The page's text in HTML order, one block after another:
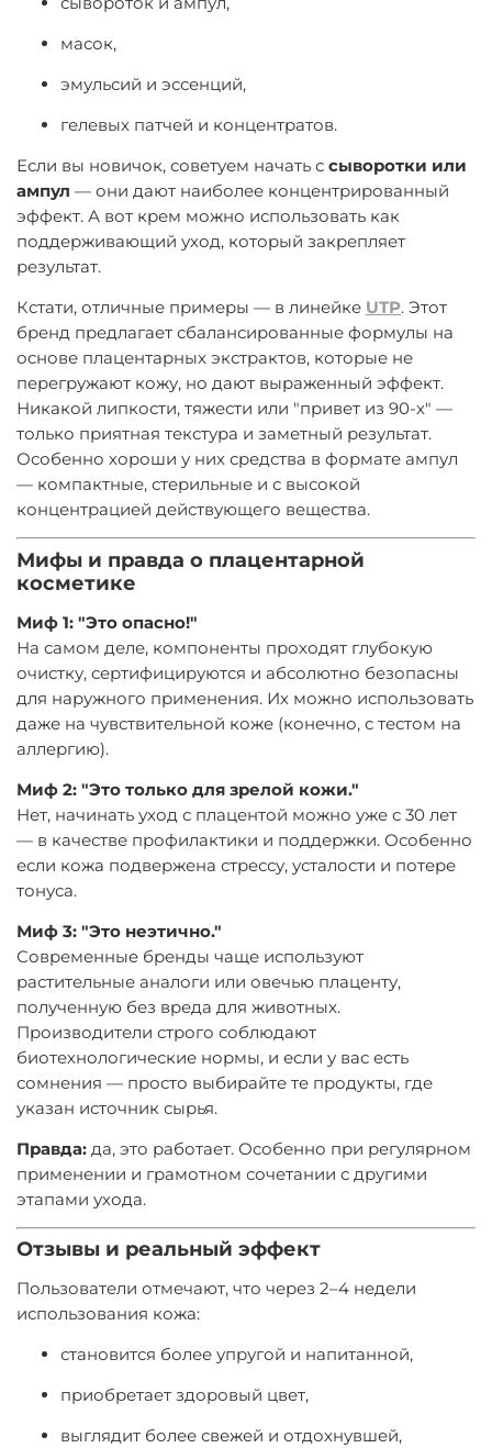
масок,
эмульсий и эссенций,
гелевых патчей и концентратов.
Если вы новичок, советуем начать с сыворотки или
ампул — они дают наиболее концентрированный
эффект. А вот крем можно использовать как
поддерживающий уход, который закрепляет
результат.
Кстати, отличные примеры — в линейке UTP. Этот
бренд предлагает сбалансированные формулы на
основе плацентарных экстрактов, которые не
перегружают кожу, но дают выраженный эффект.
Никакой липкости, тяжести или "привет из 90-х" —
только приятная текстура и заметный результат.
Особенно хороши у них средства в формате ампул
— компактные, стерильные и с высокой
концентрацией действующего вещества.
Мифы и правда о плацентарной
косметике
Миф 1: "Это опасно!"
На самом деле, компоненты проходят глубокую
очистку, сертифицируются и абсолютно безопасны
для наружного применения. Их можно использовать
даже на чувствительной коже (конечно, с тестом на
аллергию).
Миф 2: "Это только для зрелой кожи."
Нет, начинать уход с плацентой можно уже с 30 лет
— в качестве профилактики и поддержки. Особенно
если кожа подвержена стрессу, усталости и потере
тонуса.
Миф 3: "Это неэтично."
Современные бренды чаще используют
растительные аналоги или овечью плаценту,
полученную без вреда для животных.
Производители строго соблюдают
биотехнологические нормы, и если у вас есть
сомнения — просто выбирайте те продукты, где
указан источник сырья.
Правда: да, это работает. Особенно при регулярном
применении и грамотном сочетании с другими
этапами ухода.
Отзывы и реальный эффект
Пользователи отмечают, что через 2–4 недели
использования кожа:
становится более упругой и напитанной,
приобретает здоровый цвет,
выглядит более свежей и отдохнувшей,